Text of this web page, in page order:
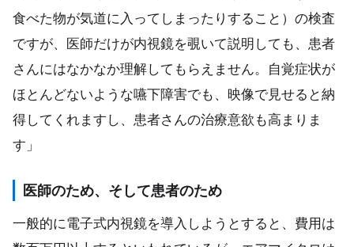
食べた物が気道に入ってしまったりすること）の検査
ですが、医師だけが内視鏡を覗いて説明しても、患者
さんにはなかなか理解してもらえません。自覚症状が
ほとんどないような嚥下障害でも、映像で見せると納
得してくれますし、患者さんの治療意欲も高まりま
す」
医師のため、そして患者のため
一般的に電子式内視鏡を導入しようとすると、費用は